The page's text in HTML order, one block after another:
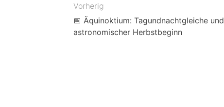
Beitragsnavigation
Vorherig
📅 Äquinoktium: Tagundnachtgleiche und
astronomischer Herbstbeginn